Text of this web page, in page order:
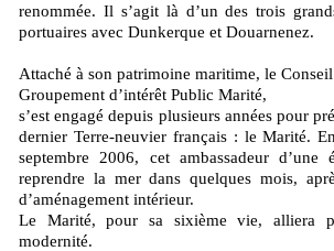
renommée. Il s’agit là d’un des trois
portuaires avec Dunkerque et Douarnenez.
Attaché à son patrimoine maritime, le
Groupement d’intérêt Public Marité,
s’est engagé depuis plusieurs années pour
dernier Terre-neuvier français : le Marité.
septembre 2006, cet ambassadeur d’une
reprendre la mer dans quelques mois,
d’aménagement intérieur.
Le Marité, pour sa sixième vie, alliera
modernité.